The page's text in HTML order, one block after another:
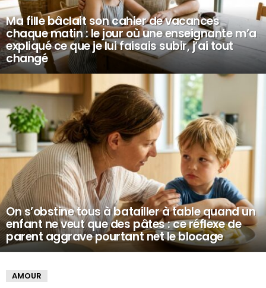
Ma fille bâclait son cahier de vacances
chaque matin : le jour où une enseignante m’a
expliqué ce que je lui faisais subir, j’ai tout
changé
On s’obstine tous à batailler à table quand un
enfant ne veut que des pâtes : ce réflexe de
parent aggrave pourtant net le blocage
AMOUR